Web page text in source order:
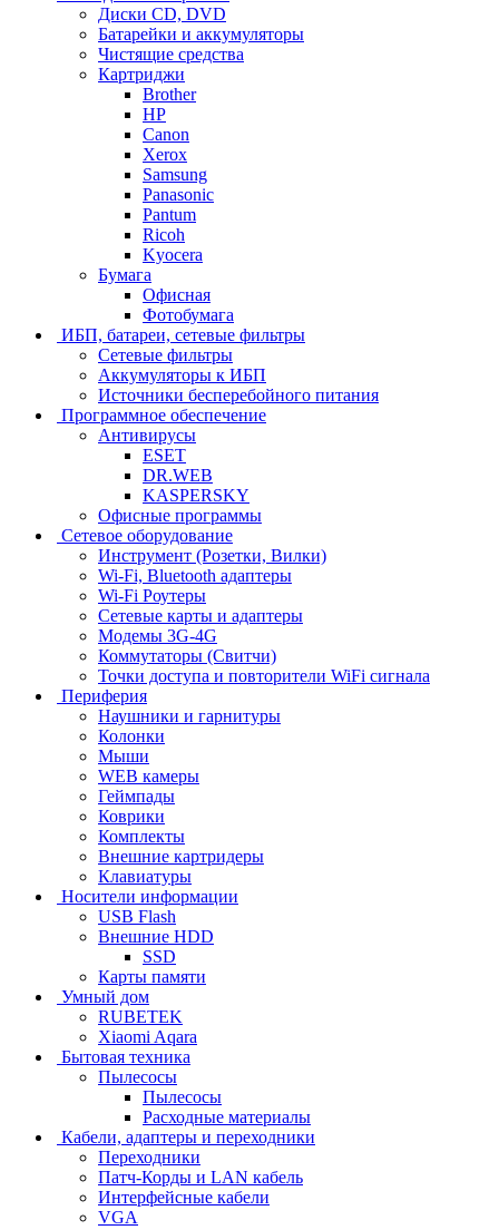
Диски CD, DVD
Батарейки и аккумуляторы
Чистящие средства
Картриджи
Brother
HP
Canon
Xerox
Samsung
Panasonic
Pantum
Ricoh
Kyocera
Бумага
Офисная
Фотобумага
ИБП, батареи, сетевые фильтры
Сетевые фильтры
Аккумуляторы к ИБП
Источники бесперебойного питания
Программное обеспечение
Антивирусы
ESET
DR.WEB
KASPERSKY
Офисные программы
Сетевое оборудование
Инструмент (Розетки, Вилки)
Wi-Fi, Bluetooth адаптеры
Wi-Fi Роутеры
Сетевые карты и адаптеры
Модемы 3G-4G
Коммутаторы (Свитчи)
Точки доступа и повторители WiFi сигнала
Периферия
Наушники и гарнитуры
Колонки
Мыши
WEB камеры
Геймпады
Коврики
Комплекты
Внешние картридеры
Клавиатуры
Носители информации
USB Flash
Внешние HDD
SSD
Карты памяти
Умный дом
RUBETEK
Xiaomi Aqara
Бытовая техника
Пылесосы
Пылесосы
Расходные материалы
Кабели, адаптеры и переходники
Переходники
Патч-Корды и LAN кабель
Интерфейсные кабели
VGA